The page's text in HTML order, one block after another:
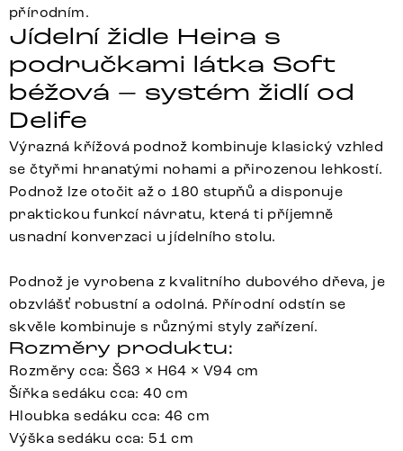
přírodním.
Jídelní židle Heira s
područkami látka Soft
béžová – systém židlí od
Delife
Výrazná křížová podnož kombinuje klasický vzhled
se čtyřmi hranatými nohami a přirozenou lehkostí.
Podnož lze otočit až o 180 stupňů a disponuje
praktickou funkcí návratu, která ti příjemně
usnadní konverzaci u jídelního stolu.
Podnož je vyrobena z kvalitního dubového dřeva, je
obzvlášť robustní a odolná. Přírodní odstín se
skvěle kombinuje s různými styly zařízení.
Rozměry produktu:
Rozměry cca: Š63 × H64 × V94 cm
Šířka sedáku cca: 40 cm
Hloubka sedáku cca: 46 cm
Výška sedáku cca: 51 cm